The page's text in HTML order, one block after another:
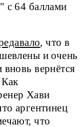
с 64 баллами
, что в
и очень
вернётся
Хави
аргентинец
что